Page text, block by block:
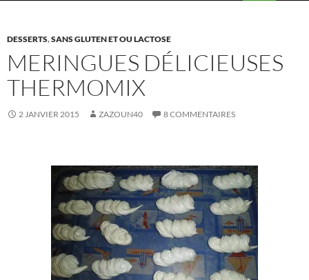
DESSERTS,SANS GLUTEN ET OU LACTOSE
MERINGUES DÉLICIEUSES
THERMOMIX
2 JANVIER 2015 ZAZOUN40 8 COMMENTAIRES